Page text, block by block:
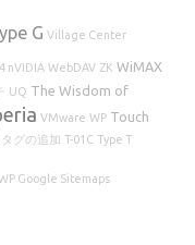
G Village Center
nVIDIA WebDAV ZK WiMAX
UQ The Wisdom of
VMware WP Touch
グの追加 T-01C Type T
Google Sitemaps